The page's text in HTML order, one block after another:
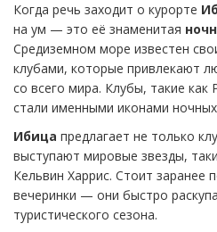
Когда речь заходит о курорте
на ум — это её знаменитая
Средиземном море известен
клубами, которые привлекают
со всего мира. Клубы, такие как
стали именными иконами
Ибица предлагает не только
выступают мировые звезды,
Кельвин Харрис. Стоит заранее
вечеринки — они быстро
туристического сезона.